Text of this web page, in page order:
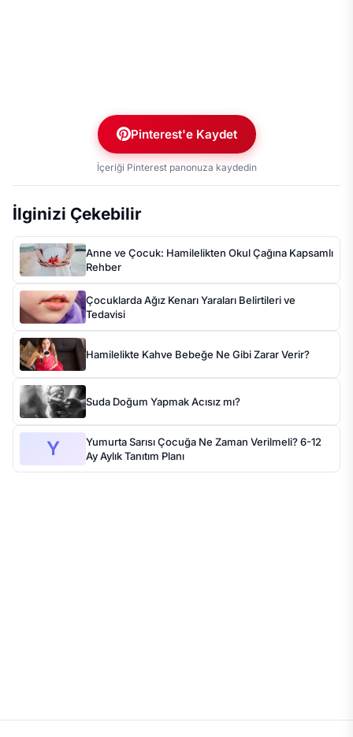
Pinterest'e Kaydet
İçeriği Pinterest panonuza kaydedin
İlginizi Çekebilir
Anne ve Çocuk: Hamilelikten Okul Çağına Kapsamlı
Rehber
Çocuklarda Ağız Kenarı Yaraları Belirtileri ve
Tedavisi
Hamilelikte Kahve Bebeğe Ne Gibi Zarar Verir?
Suda Doğum Yapmak Acısız mı?
Y
Yumurta Sarısı Çocuğa Ne Zaman Verilmeli? 6-12
Ay Aylık Tanıtım Planı